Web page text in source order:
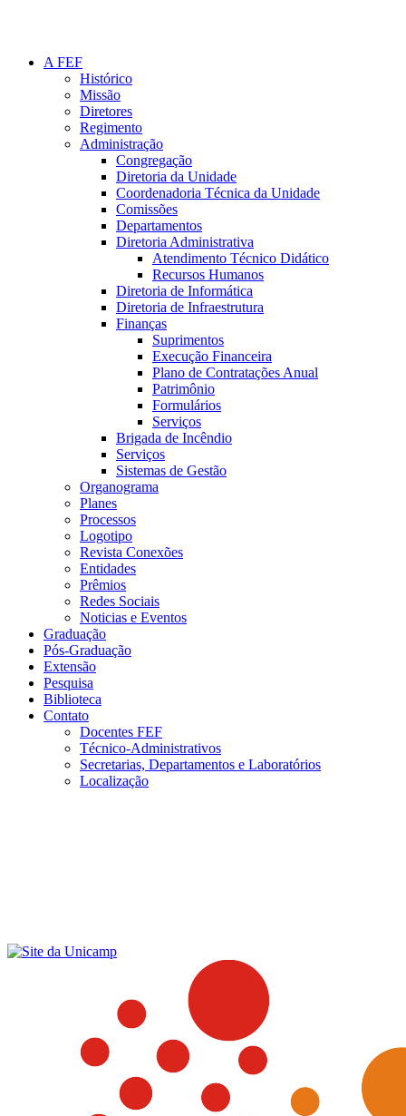
A FEF
Histórico
Missão
Diretores
Regimento
Administração
Congregação
Diretoria da Unidade
Coordenadoria Técnica da Unidade
Comissões
Departamentos
Diretoria Administrativa
Atendimento Técnico Didático
Recursos Humanos
Diretoria de Informática
Diretoria de Infraestrutura
Finanças
Suprimentos
Execução Financeira
Plano de Contratações Anual
Patrimônio
Formulários
Serviços
Brigada de Incêndio
Serviços
Sistemas de Gestão
Organograma
Planes
Processos
Logotipo
Revista Conexões
Entidades
Prêmios
Redes Sociais
Noticias e Eventos
Graduação
Pós-Graduação
Extensão
Pesquisa
Biblioteca
Contato
Docentes FEF
Técnico-Administrativos
Secretarias, Departamentos e Laboratórios
Localização